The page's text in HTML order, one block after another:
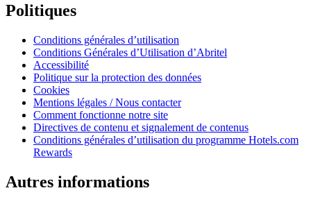
Politiques
Conditions générales d’utilisation
Conditions Générales d’Utilisation d’Abritel
Accessibilité
Politique sur la protection des données
Cookies
Mentions légales / Nous contacter
Comment fonctionne notre site
Directives de contenu et signalement de contenus
Conditions générales d’utilisation du programme Hotels.com
Rewards
Autres informations